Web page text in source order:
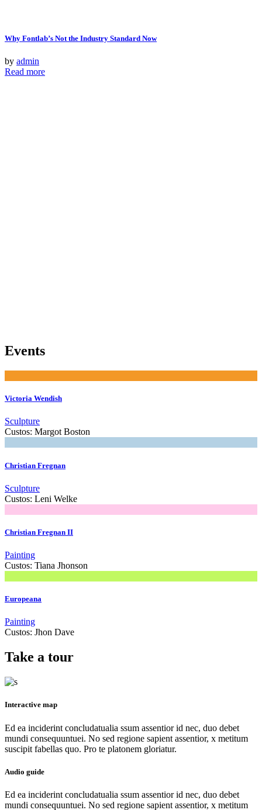
Why Fontlab’s Not the Industry Standard Now
by admin
Read more
Events
Victoria Wendish
Sculpture
Custos: Margot Boston
Christian Fregnan
Sculpture
Custos: Leni Welke
Christian Fregnan II
Painting
Custos: Tiana Jhonson
Europeana
Painting
Custos: Jhon Dave
Take a tour
Interactive map
Ed ea inciderint concludatualia ssum assentior id nec, duo debet
mundi consequuntuei. No sed regione sapient assentior, x metitum
suscipit fabellas quo. Pro te platonem gloriatur.
Audio guide
Ed ea inciderint concludatualia ssum assentior id nec, duo debet
mundi consequuntuei. No sed regione sapient assentior, x metitum